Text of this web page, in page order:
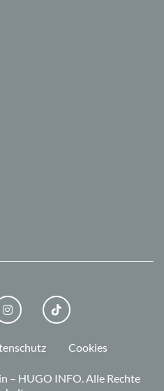
INSTAGRAMTIKTOK
Cookies
– HUGO INFO.Alle Rechte